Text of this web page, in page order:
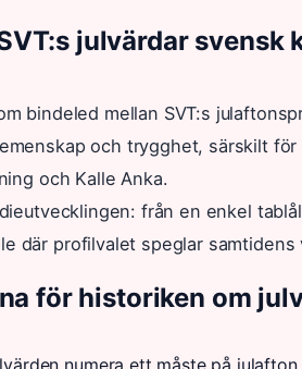
julvärdar
bindeled mellan SVT:s
och trygghet, särskilt
och Kalle Anka.
från en enkel
där profilvalet speglar samtidens
för historiken om